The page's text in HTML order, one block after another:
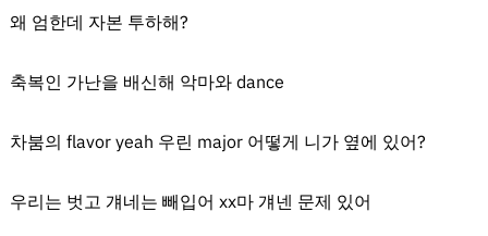
왜 엄한데 자본 투하해?
축복인 가난을 배신해 악마와 dance
차붐의 flavor yeah 우린 major 어떻게 니가 옆에 있어?
우리는 벗고 걔네는 빼입어 xx마 걔넨 문제 있어